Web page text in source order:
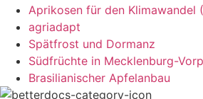
Aprikosen für den Klimawandel
agriadapt
Spätfrost und Dormanz
Südfrüchte in Mecklenburg-
Brasilianischer Apfelanbau